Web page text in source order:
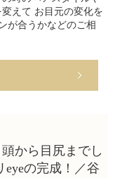
えて お目元の変化を
が合うかなどのご相
から目尻までし
の完成！／谷